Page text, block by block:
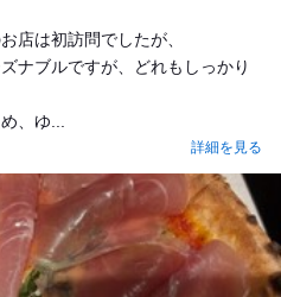
店は初訪問でしたが、
ナブルですが、どれもしっかり
、ゆ...
詳細を見る